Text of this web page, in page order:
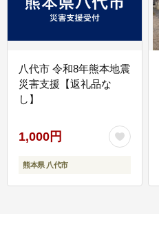
八代市 令和8年熊本地震
災害支援【返礼品な
し】
1,000円
熊本県 八代市